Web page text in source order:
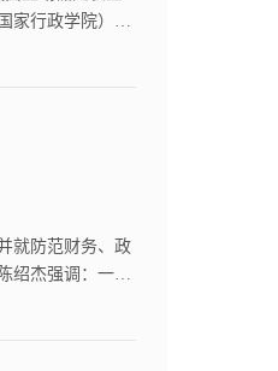
家行政学院）经
就防范财务、政
绍杰强调：一是